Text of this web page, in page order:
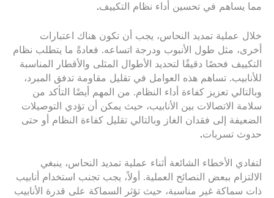
مما يساهم في تحسين أداء نظام التكييف.
خلال عملية تمديد النحاس، يجب أن تكون هناك اعتبارات
أخرى، مثل طول الأنبوب ودرجة اتساعه. فعادةً ما يتطلب نظام
التكييف فحصًا دقيقًا لتحديد الأطوال المثلى والأقطار المناسبة
للأنابيب. تساهم هذه العوامل في تقليل مقاومة تدفق المبرد،
وبالتالي تعزيز كفاءة أداء النظام. من المهم أيضًا التأكد من
سلامة الاتصالات بين الأنابيب، حيث يمكن أن تؤدي التوصيلات
الضعيفة إلى فقدان الغاز وبالتالي تقليل كفاءة النظام أو حتى
حدوث تسربات.
لتفادي الأخطاء الشائعة أثناء عملية تمديد النحاس، ينبغي
الالتزام ببعض النصائح العملية. أولاً، يجب تجنب استخدام أنابيب
ذات سماكة غير مناسبة، حيث تؤثر السماكة على قدرة الأنابيب